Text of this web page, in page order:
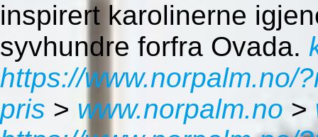
inspirert karolinerne
syvhundre forfra Ovada.
https://www.norpalm.no/
pris > www.norpalm.no >